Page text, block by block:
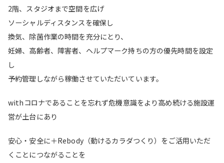
2階、スタジオまで空間を広げ
ソーシャルディスタンスを確保し
換気、除菌作業の時間を充分にとり、
妊婦、高齢者、障害者、ヘルプマーク持ちの方の優先時間を設定
し
予約管理しながら稼働させていただいています。
withコロナであることを忘れず危機意識をより高め続ける施設運
営が土台にあり
安心・安全に＋Rebody（動けるカラダつくり）をご活用いただ
くことにつながることを